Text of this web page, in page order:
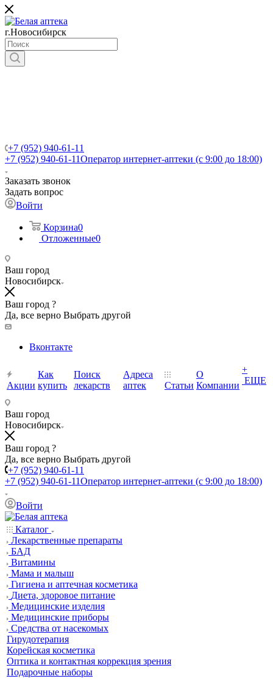
г.Новосибирск
+7 (952) 940-61-11
+7 (952) 940-61-11Оператор интернет-аптеки (с 9:00 до 18:00)
Заказать звонок
Задать вопрос
Войти
Корзина0
Отложенные0
Ваш город
Новосибирск
Ваш город ?
Да, все верно Выбрать другой
Вконтакте
Акции
Как
купить
Поиск
лекарств
Адреса
аптек
Статьи
О
Компании
+
ЕЩЕ
Ваш город
Новосибирск
Ваш город ?
Да, все верно Выбрать другой
+7 (952) 940-61-11
+7 (952) 940-61-11Оператор интернет-аптеки (с 9:00 до 18:00)
Войти
Каталог
Лекарственные препараты
БАД
Витамины
Мама и малыш
Гигиена и аптечная косметика
Диета, здоровое питание
Медицинские изделия
Медицинские приборы
Средства от насекомых
Гирудотерапия
Корейская косметика
Оптика и контактная коррекция зрения
Подарочные наборы